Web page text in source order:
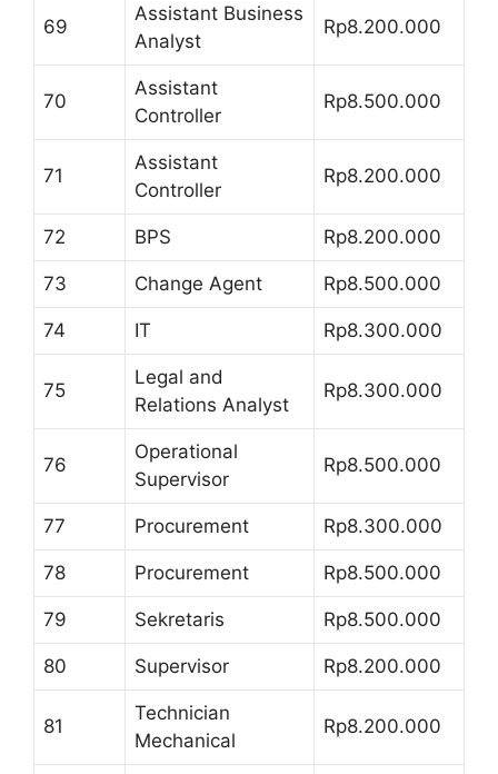
69
Assistant Business
Analyst
Rp8.200.000
70
Assistant
Controller
Rp8.500.000
71
Assistant
Controller
Rp8.200.000
72 BPS Rp8.200.000
73 Change Agent Rp8.500.000
74 IT Rp8.300.000
75
Legal and
Relations Analyst
Rp8.300.000
76
Operational
Supervisor
Rp8.500.000
77 Procurement Rp8.300.000
78 Procurement Rp8.500.000
79 Sekretaris Rp8.500.000
80 Supervisor Rp8.200.000
81
Technician
Mechanical
Rp8.200.000